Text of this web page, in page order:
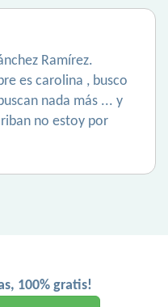
Ramírez.
es carolina , busco
nada más ... y
no estoy por
100% gratis!